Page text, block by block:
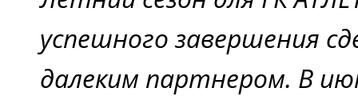
успешного завершения
далеким партнером. В